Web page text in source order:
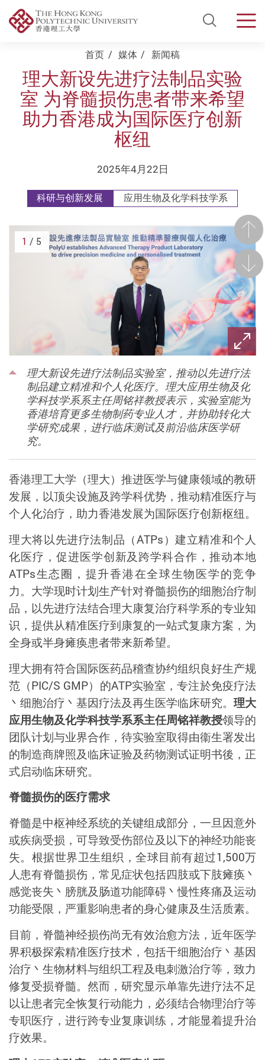
Open
Start main content首页 媒体 新闻稿
理大新设先进疗法制品实验
室 为脊髓损伤患者带来希望
助力香港成为国际医疗创新
枢纽
2025年4月22日
科研与创新发展 应用生物及化学科技学系
前
理大新设先进疗法制品实验室，推动以先进疗法
制品建立精准和个人化医疗。理大应用生物及化
学科技学系系主任周铭祥教授表示，实验室能为
香港培育更多生物制药专业人才，并协助转化大
学研究成果，进行临床测试及前沿临床医学研
究。
后一
1 / 5
香港理工大学（理大）推进医学与健康领域的教研
发展，以顶尖设施及跨学科优势，推动精准医疗与
个人化治疗，助力香港发展为国际医疗创新枢纽。
理大将以先进疗法制品（ATPs）建立精准和个人
化医疗，促进医学创新及跨学科合作，推动本地
ATPs生态圈，提升香港在全球生物医学的竞争
力。大学现时计划生产针对脊髓损伤的细胞治疗制
品，以先进疗法结合理大康复治疗科学系的专业知
识，提供从精准医疗到康复的一站式复康方案，为
全身或半身瘫痪患者带来新希望。
理大拥有符合国际医药品稽查协约组织良好生产规
范（PIC/S GMP）的ATP实验室，专注於免疫疗法
丶细胞治疗丶基因疗法及再生医学临床研究。 理大
应用生物及化学科技学系系主任周铭祥教授领导的
团队计划与业界合作，待实验室取得由衞生署发出
的制造商牌照及临床证验及药物测试证明书後，正
式启动临床研究。
脊髓损伤的医疗需求
脊髓是中枢神经系统的关键组成部分，一旦因意外
或疾病受损，可导致受伤部位及以下的神经功能丧
失。根据世界卫生组织，全球目前有超过1,500万
人患有脊髓损伤，常见症状包括四肢或下肢瘫痪丶
感觉丧失丶膀胱及肠道功能障碍丶慢性疼痛及运动
功能受限，严重影响患者的身心健康及生活质素。
目前，脊髓神经损伤尚无有效治愈方法，近年医学
界积极探索精准医疗技术，包括干细胞治疗丶基因
治疗丶生物材料与组织工程及电刺激治疗等，致力
修复受损脊髓。然而，研究显示单靠先进疗法不足
以让患者完全恢复行动能力，必须结合物理治疗等
专职医疗，进行跨专业复康训练，才能显着提升治
疗效果。